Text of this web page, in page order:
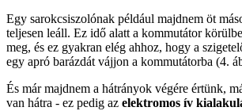
Egy sarokcsiszolónak például majdnem öt
teljesen leáll. Ez idő alatt a kommutátor
meg, és ez gyakran elég ahhoz, hogy a
egy apró barázdát vájjon a kommutátorba (4.
És már majdnem a hátrányok végére értünk,
van hátra - ez pedig az elektromos ív